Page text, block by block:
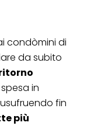
condòmini di
da subito
in
fin
più